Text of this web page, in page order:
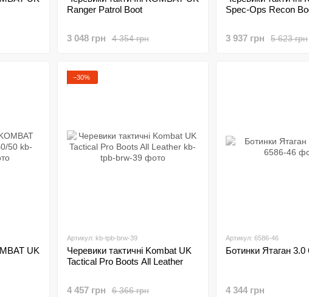
Ranger Patrol Boot
4 354 грн
3 048 грн
Spec-Ops Recon
5 623 грн
3 937 грн
UK
−30%
Артикул: kb-tpb-brw-39
Черевики тактичні Kombat UK
Tactical Pro Boots All Leather
6 366 грн
4 457 грн
Артикул: 6586-46
Ботинки Ятаган
4 344 грн